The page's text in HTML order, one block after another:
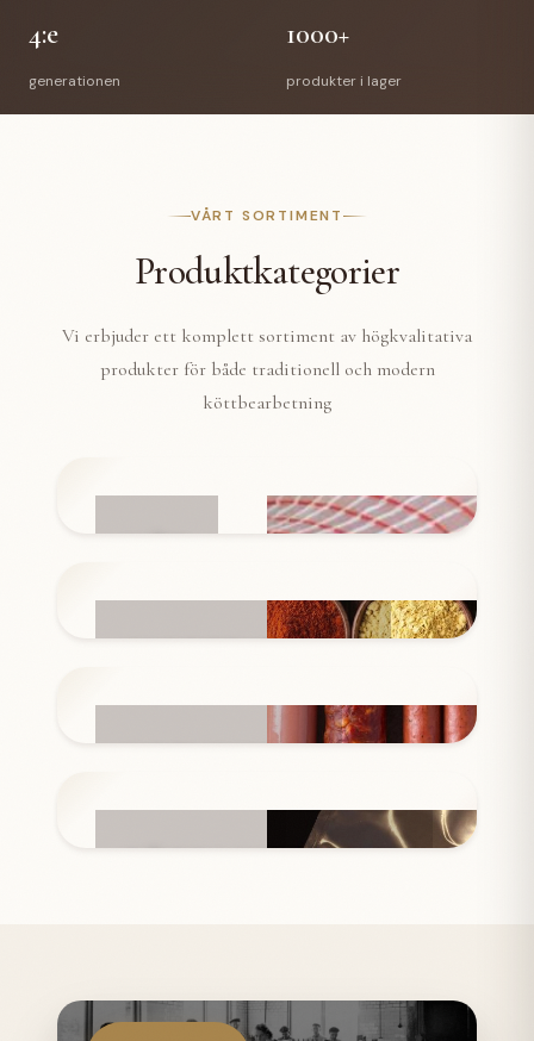
4:e
generationen
1000+
produkter i lager
VÅRT SORTIMENT
Produktkategorier
Vi erbjuder ett komplett sortiment av högkvalitativa
produkter för både traditionell och modern
köttbearbetning